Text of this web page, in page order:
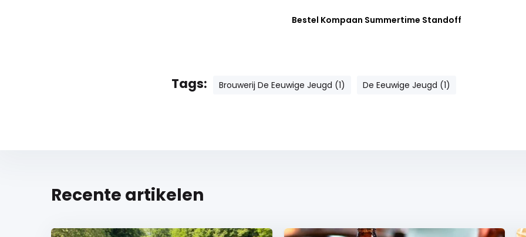
Bestel Kompaan Summertime Standoff
Tags: Brouwerij De Eeuwige Jeugd (1) De Eeuwige Jeugd (1)
Recente artikelen